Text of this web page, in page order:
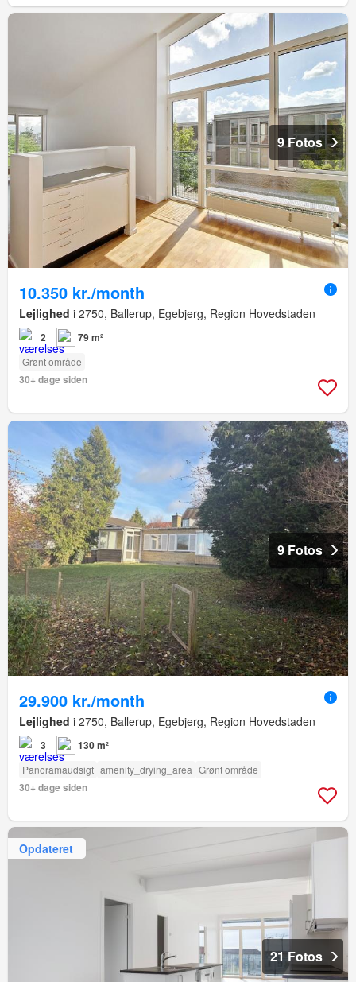
9 Fotos
10.350 kr./month
Lejlighed i 2750, Ballerup, Egebjerg, Region Hovedstaden
2 79 m²
Grønt område
30+ dage siden
9 Fotos
29.900 kr./month
Lejlighed i 2750, Ballerup, Egebjerg, Region Hovedstaden
3 130 m²
Panoramaudsigt amenity_drying_area Grønt område
30+ dage siden
Opdateret
21 Fotos